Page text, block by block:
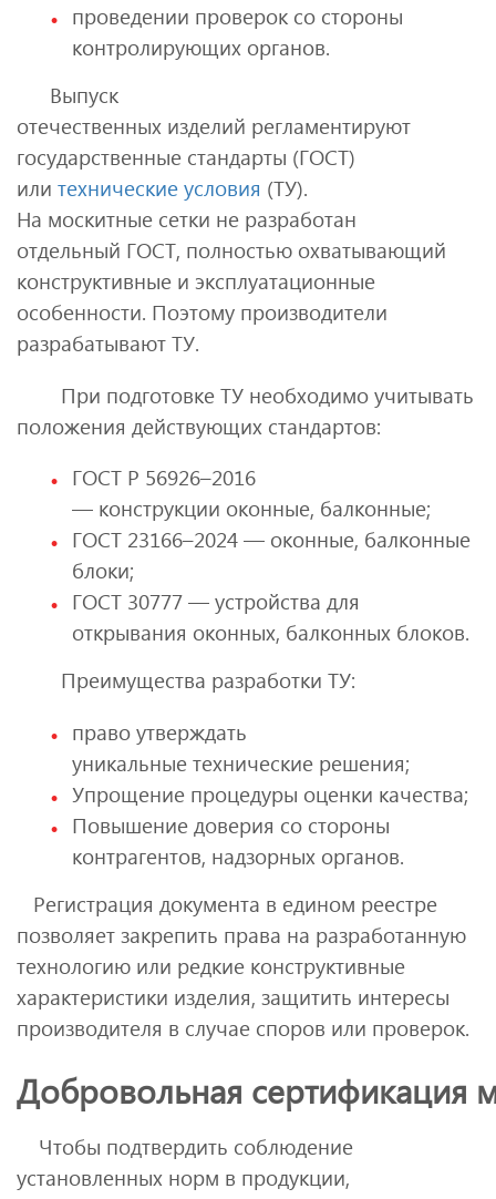
проведении проверок со стороны
контролирующих органов.
Выпуск
отечественных изделий регламентируют
государственные стандарты (ГОСТ)
или технические условия (ТУ).
На москитные сетки не разработан
отдельный ГОСТ, полностью охватывающий
конструктивные и эксплуатационные
особенности. Поэтому производители
разрабатывают ТУ.
При подготовке ТУ необходимо учитывать
положения действующих стандартов:
ГОСТ Р 56926–2016
— конструкции оконные, балконные;
ГОСТ 23166–2024 — оконные, балконные
блоки;
ГОСТ 30777 — устройства для
открывания оконных, балконных блоков.
Преимущества разработки ТУ:
право утверждать
уникальные технические решения;
Упрощение процедуры оценки качества;
Повышение доверия со стороны
контрагентов, надзорных органов.
Регистрация документа в едином реестре
позволяет закрепить права на разработанную
технологию или редкие конструктивные
характеристики изделия, защитить интересы
производителя в случае споров или проверок.
Добровольная сертификация
Чтобы подтвердить соблюдение
установленных норм в продукции,